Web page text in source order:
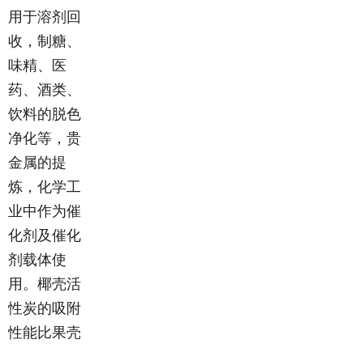
用于溶剂回
收，制糖、
味精、医
药、酒类、
饮料的脱色
净化等，贵
金属的提
炼，化学工
业中作为催
化剂及催化
剂载体使
用。椰壳活
性炭的吸附
性能比果壳